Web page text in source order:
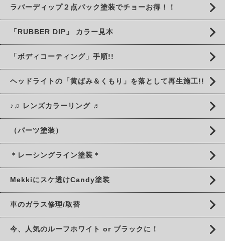
ラバーディップ２点パック塗装でチョーお得！！
「RUBBER DIP」 カラー見本
「ボディコーティング」手順!!
ヘッドライトの「黄ばみ＆くもり」を落として再生施工!!
♪♫ レンズカラーリング ♬
（パーツ塗装）
＊レーシングライン塗装＊
Mekkiにスケ透けCandy塗装
車のガラス修理/取替
今、人気のルーフホワイト or ブラックに！